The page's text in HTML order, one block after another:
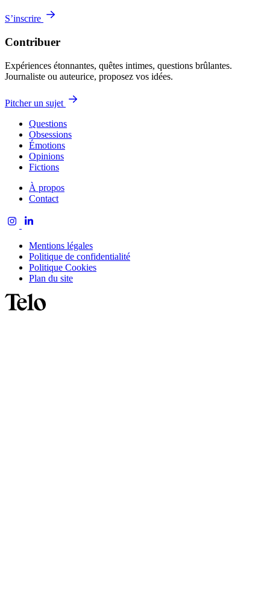
S’inscrire
Contribuer
Expériences étonnantes, quêtes intimes, questions brûlantes.
Journaliste ou auteurice, proposez vos idées.
Pitcher un sujet
Questions
Obsessions
Émotions
Opinions
Fictions
À propos
Contact
Mentions légales
Politique de confidentialité
Politique Cookies
Plan du site